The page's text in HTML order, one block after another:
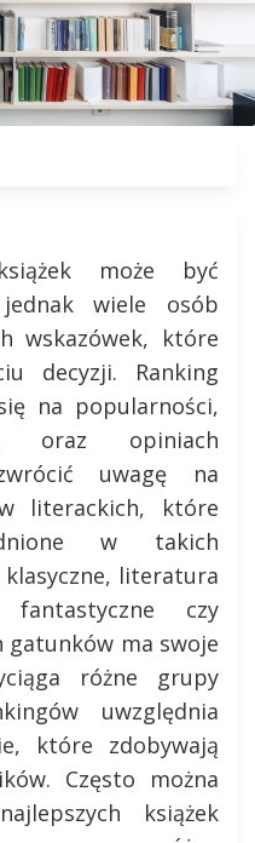
może być
wiele osób
wskazówek, które
decyzji. Ranking
na popularności,
oraz opiniach
uwagę na
literackich, które
w takich
klasyczne, literatura
fantastyczne czy
gatunków ma swoje
różne grupy
uwzględnia
które zdobywają
Często można
książek